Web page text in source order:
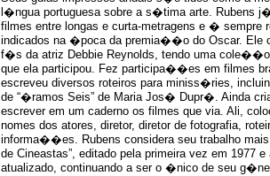
l�ngua portuguesa sobre a s�tima arte. Rubens
filmes entre longas e curta-metragens e � sempre
indicados na �poca da premia��o do Oscar. Ele
f�s da atriz Debbie Reynolds, tendo uma
que ela participou. Fez participa��es em filmes
escreveu diversos roteiros para miniss�ries,
de “�ramos Seis” de Maria Jos� Dupr�. Ainda
escrever em um caderno os filmes que via. Ali,
nomes dos atores, diretor, diretor de fotografia,
informa��es. Rubens considera seu trabalho
de Cineastas”, editado pela primeira vez em 1977 e
atualizado, continuando a ser o �nico de seu